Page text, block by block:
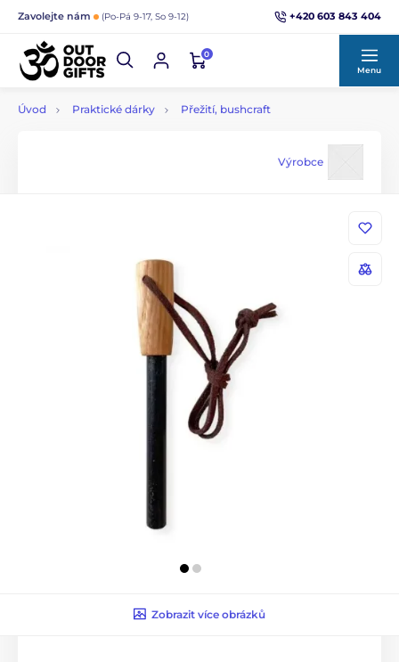
Zavolejte nám (Po-Pá 9-17, So 9-12) +420 603 843 404
0
Menu
Úvod Praktické dárky Přežití, bushcraft
Výrobce
Zobrazit více obrázků